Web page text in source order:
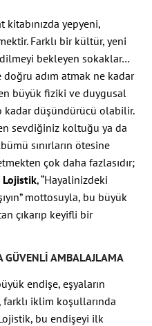
kitabınızda yepyeni,
Farklı bir kültür, yeni
bekleyen sokaklar…
adım atmak ne kadar
büyük fiziki ve duygusal
kadar düşündürücü olabilir.
sevdiğiniz koltuğu ya da
sınırların ötesine
çok daha fazlasıdır;
Lojistik, “Hayalinizdeki
mottosuyla, bu büyük
çıkarıp keyifli bir
GÜVENLI AMBALAJLAMA
endişe, eşyaların
iklim koşullarında
bu endişeyi ilk